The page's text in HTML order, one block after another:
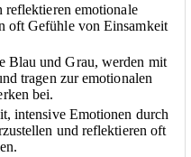
reflektieren emotionale
oft Gefühle von Einsamkeit
Blau und Grau, werden mit
tragen zur emotionalen
bei.
intensive Emotionen durch
und reflektieren oft